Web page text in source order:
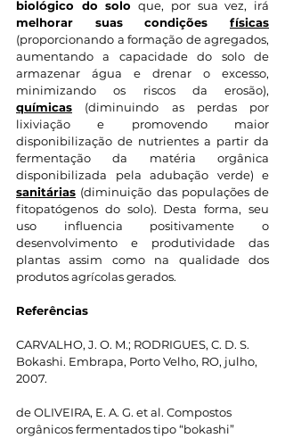
biológico do solo
melhorar suas condições físicas
(proporcionando a formação de agregados,
aumentando a capacidade do solo de
armazenar água e drenar o excesso,
químicas (diminuindo as perdas por
lixiviação e promovendo maior
disponibilização de nutrientes a partir da
fermentação da matéria orgânica
sanitárias (diminuição das populações de
fitopatógenos do solo). Desta forma, seu
uso influencia positivamente o
desenvolvimento e produtividade das
plantas assim como na qualidade dos
produtos agrícolas gerados.
Referências
CARVALHO, J. O. M.; RODRIGUES, C. D. S.
Bokashi. Embrapa, Porto Velho, RO, julho,
2007.
de OLIVEIRA, E. A. G. et al. Compostos
orgânicos fermentados tipo “bokashi”